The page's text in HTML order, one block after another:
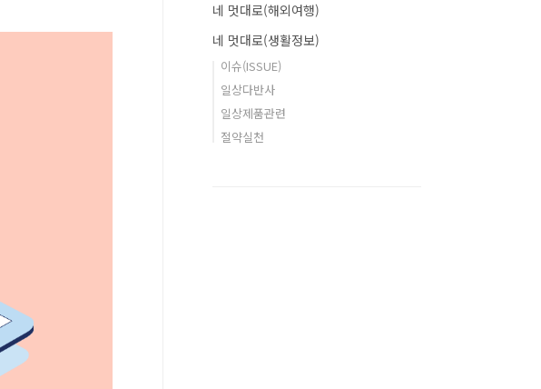
네 멋대로(해외여행)
네 멋대로(생활정보)
이슈(ISSUE)
일상다반사
일상제품관련
절약실천